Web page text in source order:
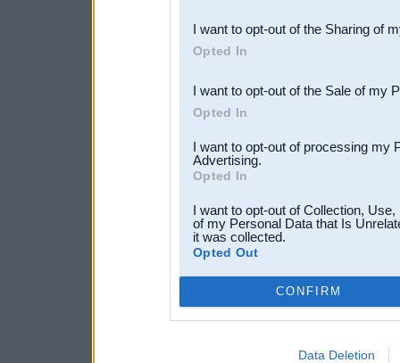
Downstream Participants
third parties.
I want to opt-out of the Sharing of
Opted In
I want to opt-out of the Sale of my
Opted In
I want to opt-out of processing my
Advertising.
Opted In
I want to opt-out of Collection,
of my Personal Data that Is
it was collected.
Opted Out
CONFIRM
Data Deletion